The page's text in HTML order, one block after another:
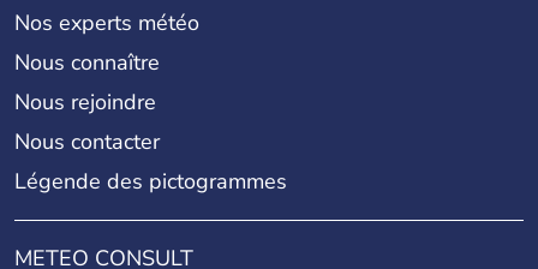
Nos experts météo
Nous connaître
Nous rejoindre
Nous contacter
Légende des pictogrammes
METEO CONSULT